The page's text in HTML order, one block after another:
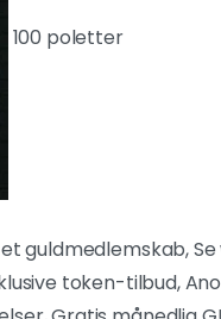
100 poletter
guldmedlemskab,
token-tilbud,